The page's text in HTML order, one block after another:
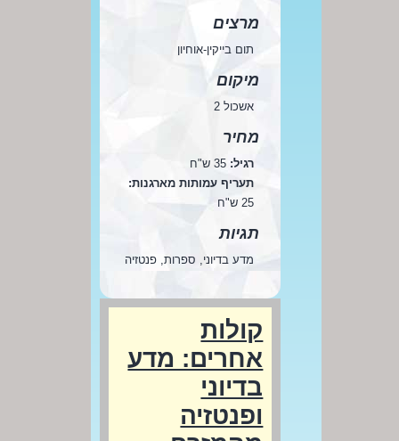
מרצים
תום בייקין-אוחיון
מיקום
אשכול 2
מחיר
רגיל:
תעריף עמותות מארגנות:
25 ש"ח
תגיות
מדע בדיוני, ספרות, פנטזיה
קולות
אחרים: מדע
בדיוני
ופנטזיה